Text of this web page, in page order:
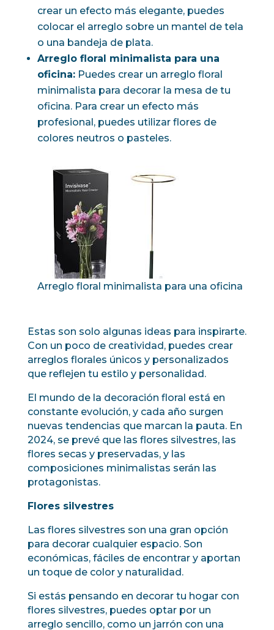
crear un efecto más elegante, puedes
colocar el arreglo sobre un mantel de tela
o una bandeja de plata.
Arreglo floral minimalista para una
oficina:Puedes crear un arreglo floral
minimalista para decorar la mesa de tu
oficina. Para crear un efecto más
profesional, puedes utilizar flores de
colores neutros o pasteles.
Arreglo floral minimalista para una oficina
Estas son solo algunas ideas para inspirarte.
Con un poco de creatividad, puedes crear
arreglos florales únicos y personalizados
que reflejen tu estilo y personalidad.
El mundo de la decoración floral está en
constante evolución, y cada año surgen
nuevas tendencias que marcan la pauta. En
2024, se prevé que las flores silvestres, las
flores secas y preservadas, y las
composiciones minimalistas serán las
protagonistas.
Flores silvestres
Las flores silvestres son una gran opción
para decorar cualquier espacio. Son
económicas, fáciles de encontrar y aportan
un toque de color y naturalidad.
Si estás pensando en decorar tu hogar con
flores silvestres, puedes optar por un
arreglo sencillo, como un jarrón con una